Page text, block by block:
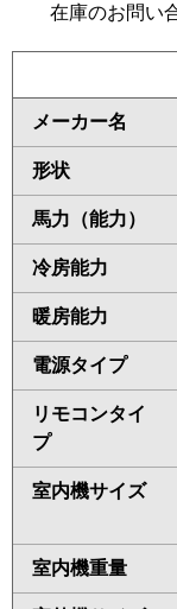
在庫のお問い
メーカー名
形状
馬力（能力）
冷房能力
暖房能力
電源タイプ
リモコンタイ
プ
室内機サイズ
室内機重量